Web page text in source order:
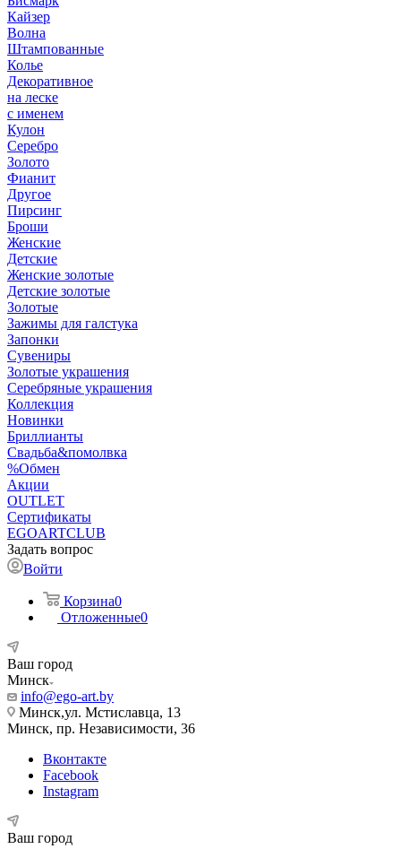
Кайзер
Волна
Штампованные
Колье
Декоративное
на леске
с именем
Кулон
Серебро
Золото
Фианит
Другое
Пирсинг
Броши
Женские
Детские
Женские золотые
Детские золотые
Золотые
Зажимы для галстука
Запонки
Сувениры
Золотые украшения
Серебряные украшения
Коллекция
Новинки
Бриллианты
Свадьба&помолвка
%Обмен
Акции
OUTLET
Сертификаты
EGOARTCLUB
Задать вопрос
Войти
Корзина0
Отложенные0
Ваш город
Минск
info@ego-art.by
Минск,ул. Мстиславца, 13
Минск, пр. Независимости, 36
Вконтакте
Facebook
Instagram
Ваш город